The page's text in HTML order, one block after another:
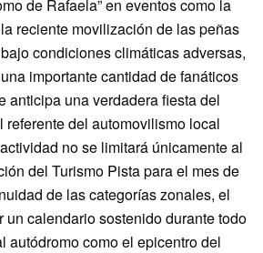
de Rafaela” en eventos como la
reciente movilización de las peñas
condiciones climáticas adversas,
importante cantidad de fanáticos
anticipa una verdadera fiesta del
referente del automovilismo local
no se limitará únicamente al
del Turismo Pista para el mes de
de las categorías zonales, el
un calendario sostenido durante todo
autódromo como el epicentro del